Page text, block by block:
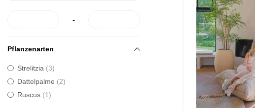
-
Pflanzenarten
Strelitzia 3
Dattelpalme
2
Ruscus
1